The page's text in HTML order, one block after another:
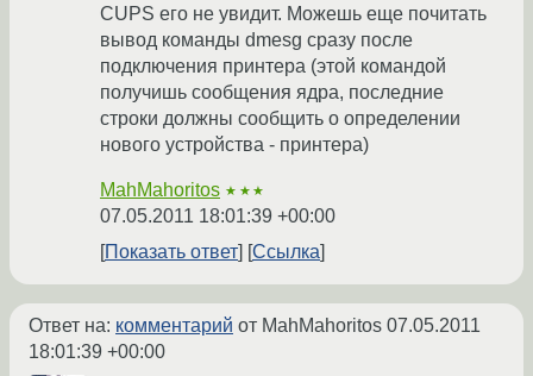
CUPS его не увидит. Можешь еще почитать
вывод команды dmesg сразу после
подключения принтера (этой командой
получишь сообщения ядра, последние
строки должны сообщить о определении
нового устройства - принтера)
MahMahoritos ★★★
07.05.2011 18:01:39 +00:00
Показать ответ
Ссылка
Ответ на: комментарий от MahMahoritos 07.05.2011
18:01:39 +00:00